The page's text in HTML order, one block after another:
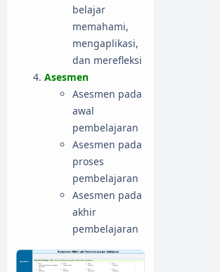
belajar
memahami,
mengaplikasi,
dan merefleksi
Asesmen
Asesmen pada
awal
pembelajaran
Asesmen pada
proses
pembelajaran
Asesmen pada
akhir
pembelajaran